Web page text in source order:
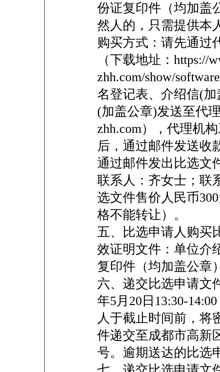
份证复印件（均加盖
然人的，只需提供本
购买方式：请先通过
（下载地址：https://
zhh.com/show/
名登记表、介绍信(
(加盖公章)发送至代
zhh.com），代理机
后，通过邮件发送收
通过邮件发出比选文
联系人：齐女士；联
选文件售价人民币
格不能转让）。
五、比选申请人购买
效证明文件：单位介
复印件（均加盖公章
六、递交比选申请文
年5月20日13:30-
人于截止时间前，将
件递交至成都市高新
号。逾期送达的比选